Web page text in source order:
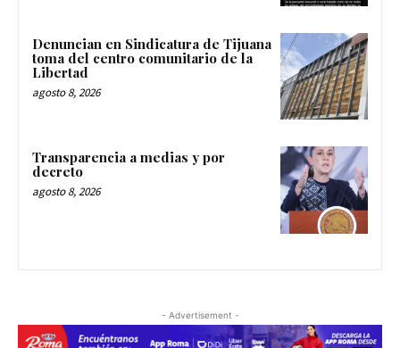
Denuncian en Sindicatura de Tijuana
toma del centro comunitario de la
Libertad
agosto 8, 2026
Transparencia a medias y por
decreto
agosto 8, 2026
- Advertisement -